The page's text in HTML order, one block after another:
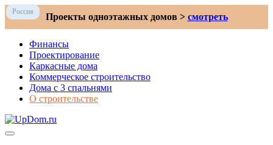
Проекты одноэтажных домов > смотреть
Россия
Финансы
Проектирование
Каркасные дома
Коммерческое строительство
Дома с 3 спальнями
О строительстве